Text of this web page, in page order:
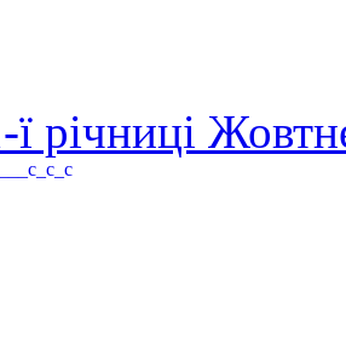
річниці